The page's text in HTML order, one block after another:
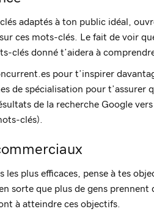
adaptés à ton public idéal,
ces mots-clés. Le fait de voir
clés donné t’aidera à
pour t’inspirer
de spécialisation pour
de la recherche Google
clés).
les plus efficaces, pense à tes
sorte que plus de gens
à atteindre ces objectifs.